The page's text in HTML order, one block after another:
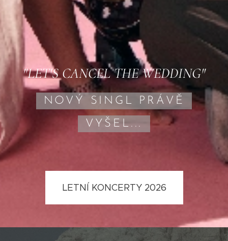
"LET'S CANCEL THE WEDDING"
NOVÝ SINGL PRÁVĚ
VYŠEL...
LETNÍ KONCERTY 2026